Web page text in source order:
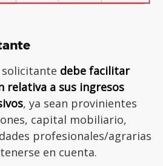
debe facilitar
relativa a sus ingresos
, ya sean provinientes
capital mobiliario,
profesionales/agrarias
en cuenta.